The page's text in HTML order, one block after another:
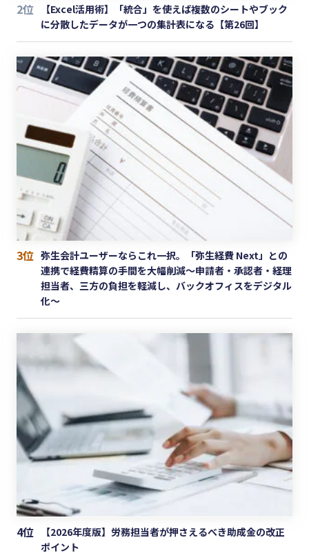
2位
【Excel活用術】「統合」を使えば複数のシートやブック
に分散したデータが一つの集計表になる【第26回】
3位 弥生会計ユーザーならこれ一択。「弥生経費 Next」との
連携で経費精算の手間を大幅削減〜申請者・承認者・経理
担当者、三方の負担を軽減し、バックオフィスをデジタル
化〜
4位
【2026年度版】労務担当者が押さえるべき助成金の改正
ポイント